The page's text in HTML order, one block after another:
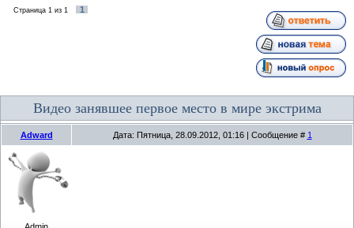
Страница 1 из 1 1
Видео занявшее первое место в мире экстрима
Adward Дата: Пятница, 28.09.2012, 01:16 | Сообщение # 1